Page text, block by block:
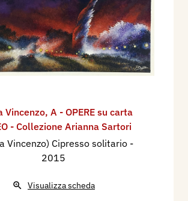
Vincenzo, A - OPERE su carta
- Collezione Arianna Sartori
Vincenzo) Cipresso solitario -
2015
Visualizza scheda